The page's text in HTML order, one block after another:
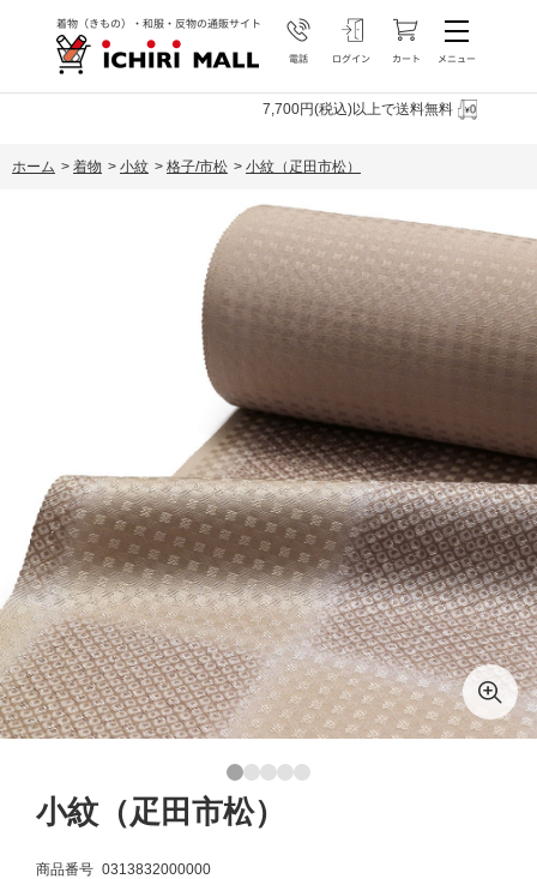
7,700円(税込)以上で送料無料
ホーム > 着物 > 小紋 > 格子/市松 > 小紋（疋田市松）
小紋（疋田市松）
商品番号 0313832000000